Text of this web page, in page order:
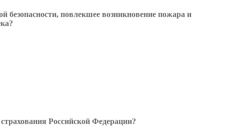
повлекшее возникновение пожара и
Российской Федерации?